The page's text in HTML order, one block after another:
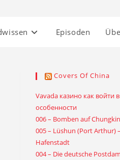
Episoden
Covers Of China
Vavada казино как войти
особенности
006 – Bomben auf
005 – Lüshun (Port Arthur)
Hafenstadt
004 – Die deutsche